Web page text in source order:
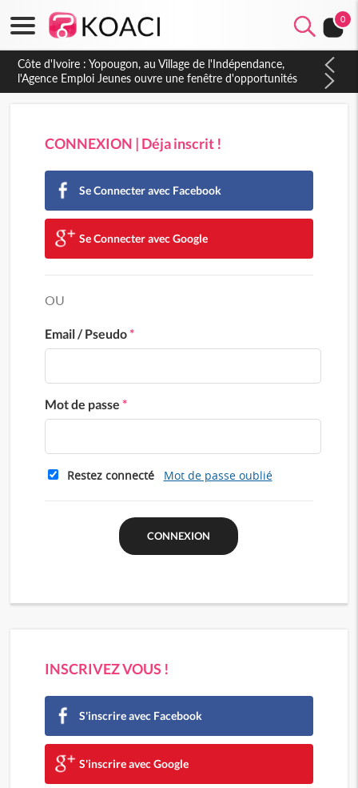
0
Côte d'Ivoire : Yopougon, au Village de l'Indépendance,
l'Agence Emploi Jeunes ouvre une fenêtre d'opportunités
pour la jeunesse ivoirienne
CONNEXION | Déja inscrit !
Se Connecter avec Facebook
Se Connecter avec Google
OU
Email / Pseudo*
Mot de passe *
Restez connecté Mot de passe oublié
INSCRIVEZ VOUS !
S'inscrire avec Facebook
S'inscrire avec Google